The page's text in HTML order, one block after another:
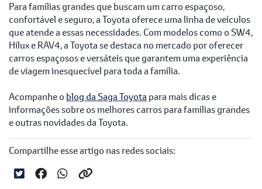
Para famílias grandes que buscam um carro espaçoso,
confortável e seguro, a Toyota oferece uma linha de veículos
que atende a essas necessidades. Com modelos como o SW4,
Hilux e RAV4, a Toyota se destaca no mercado por oferecer
carros espaçosos e versáteis que garantem uma experiência
de viagem inesquecível para toda a família.
Acompanhe o blog da Saga Toyotapara mais dicas e
informações sobre os melhores carros para famílias grandes
e outras novidades da Toyota.
Compartilhe esse artigo nas redes sociais: